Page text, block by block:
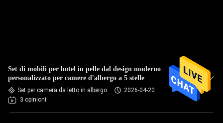
Set di mobili per hotel in pelle dal design moderno
personalizzato per camere d'albergo a 5 stelle
Set per camera da letto in albergo
2026-04-20
3 opinioni